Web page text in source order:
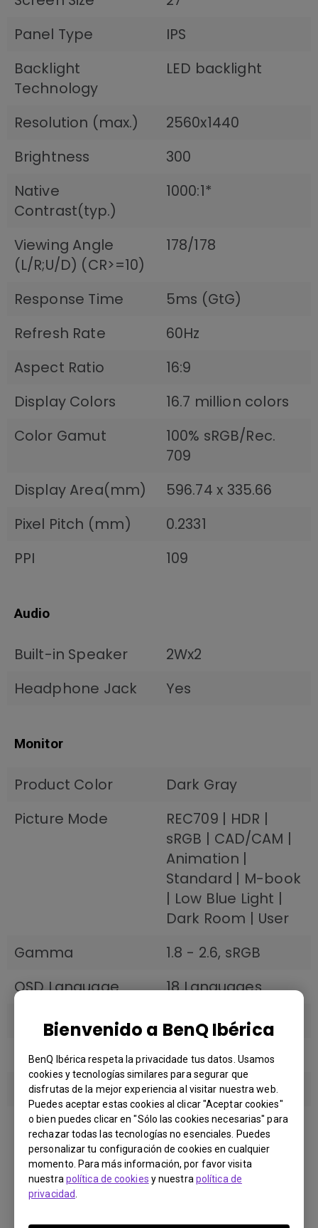
Bienvenido a BenQ Ibérica
BenQ Ibérica respeta la privacidade tus datos. Usamos
cookies y tecnologías similares para segurar que
disfrutas de la mejor experiencia al visitar nuestra web.
Puedes aceptar estas cookies al clicar "Aceptar cookies"
o bien puedes clicar en "Sólo las cookies necesarias" para
rechazar todas las tecnologías no esenciales. Puedes
personalizar tu configuración de cookies en cualquier
momento. Para más información, por favor visita
nuestra política de cookies y nuestra política de
privacidad
También puede comprar
aquí
Encontrar una tienda
Panel Type
IPS
Backlight
Technology
LED backlight
Resolution (max.)
2560x1440
Brightness
300
Native
Contrast(typ.)
1000:1*
Viewing Angle
(L/R;U/D) (CR>=10)
178/178
Response Time
5ms (GtG)
Refresh Rate
60Hz
Aspect Ratio
16:9
Display Colors
16.7 million colors
Color Gamut
100% sRGB/Rec.
709
Display Area(mm)
596.74 x 335.66
Pixel Pitch (mm)
0.2331
PPI
109
Audio
Built-in Speaker
2Wx2
Headphone Jack
Yes
Monitor
Product Color
Dark Gray
Picture Mode
REC709 | HDR |
sRGB | CAD/CAM |
Animation |
Standard | M-book
| Low Blue Light |
Dark Room | User
Gamma
1.8 - 2.6, sRGB
OSD Language
18 Languages
HDCP
2.2
VESA Wall Mount
Yes
AMA
Yes
Display Screen
Coating
Anti-Glare
Eye Care